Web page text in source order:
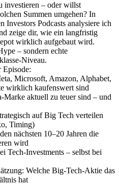
investieren – oder willst
Summen umgehen? In
Investors Podcasts analysiere ich
zeige dir, wie ein langfristig
wirklich aufgebaut wird.
– sondern echte
Niveau.
Episode:
Microsoft, Amazon, Alphabet,
wirklich kaufenswert sind
Marke aktuell zu teuer sind – und
auf Big Tech verteilen
Timing)
nächsten 10–20 Jahren die
wird
Tech-Investments – selbst bei
Welche Big-Tech-Aktie das
hat